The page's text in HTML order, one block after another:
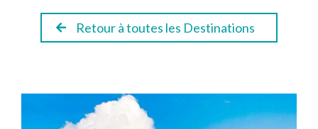
Retour à toutes les Destinations